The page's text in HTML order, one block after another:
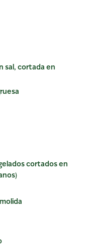
sal, cortada en
cortados en